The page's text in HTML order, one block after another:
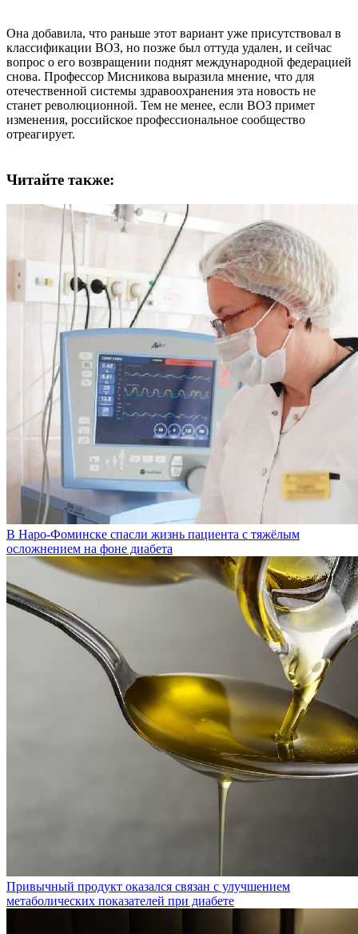
Она добавила, что раньше этот вариант уже присутствовал в
классификации ВОЗ, но позже был оттуда удален, и сейчас
вопрос о его возвращении поднят международной федерацией
снова. Профессор Мисникова выразила мнение, что для
отечественной системы здравоохранения эта новость не
станет революционной. Тем не менее, если ВОЗ примет
изменения, российское профессиональное сообщество
отреагирует.
Читайте также:
В Наро-Фоминске спасли жизнь пациента с тяжёлым
осложнением на фоне диабета
Привычный продукт оказался связан с улучшением
метаболических показателей при диабете